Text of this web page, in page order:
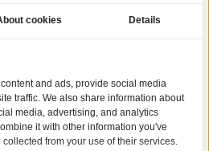
u kiest voor de extra optie
met een extra levertijd van 5-10
manier om de herinnering aan
UitvaartUniq.nl vindt u een
urnen enassieraden. Wij
persoonlijk aandenken en bieden
kwaliteit. Onze urnen,
cookies Details
and ads, provide social media
traffic. We also share information about
media, advertising, and analytics
it with other information you've
from your use of their services.